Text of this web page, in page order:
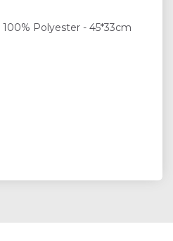
Polyester - 45*33cm